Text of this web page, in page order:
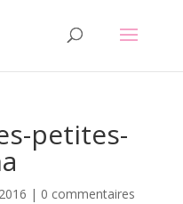
petites-
| 0 commentaires